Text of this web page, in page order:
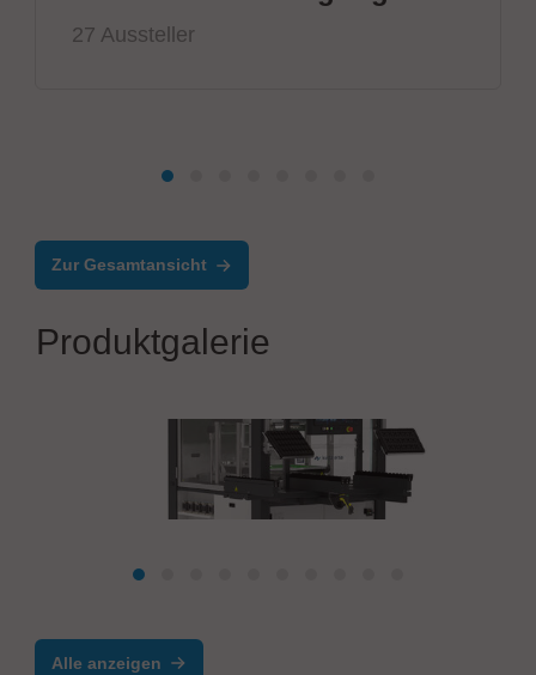
27 Aussteller
Zur Gesamtansicht
Produktgalerie
Alle anzeigen